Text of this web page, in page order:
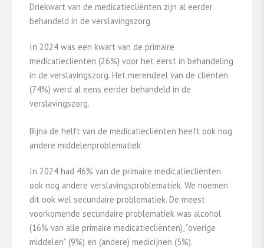
Driekwart van de medicatiecliënten zijn al eerder
behandeld in de verslavingszorg
In 2024 was een kwart van de primaire
medicatiecliënten (26%) voor het eerst in behandeling
in de verslavingszorg. Het merendeel van de cliënten
(74%) werd al eens eerder behandeld in de
verslavingszorg.
Bijna de helft van de medicatiecliënten heeft ook nog
andere middelenproblematiek
In 2024 had 46% van de primaire medicatiecliënten
ook nog andere verslavingsproblematiek. We noemen
dit ook wel secundaire problematiek. De meest
voorkomende secundaire problematiek was alcohol
(16% van alle primaire medicatiecliënten), “overige
middelen” (9%) en (andere) medicijnen (5%).